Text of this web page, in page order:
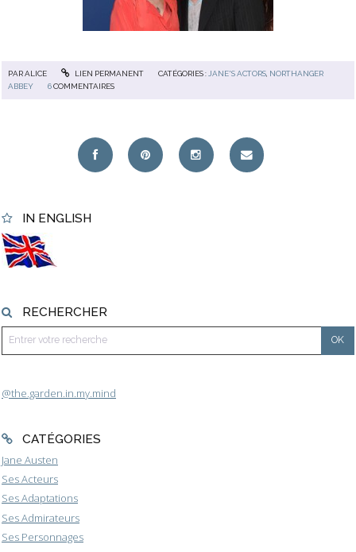
PARALICE LIEN PERMANENT CATÉGORIES : JANE'S ACTORS NORTHANGER
ABBEY
6 COMMENTAIRES
IN ENGLISH
RECHERCHER
@the.garden.in.my.mind
CATÉGORIES
Jane Austen
Ses Acteurs
Ses Adaptations
Ses Admirateurs
Ses Personnages